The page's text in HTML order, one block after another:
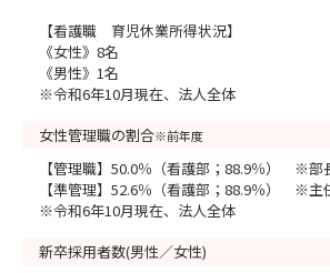
【看護職 育児休業所得状況】
《女性》8名
《男性》1名
※令和6年10月現在、法人全体
女性管理職の割合※前年度
【管理職】50.0％（看護部；88.9％） ※部
【準管理】52.6％（看護部；88.9％） ※主
※令和6年10月現在、法人全体
新卒採用者数(男性／女性)